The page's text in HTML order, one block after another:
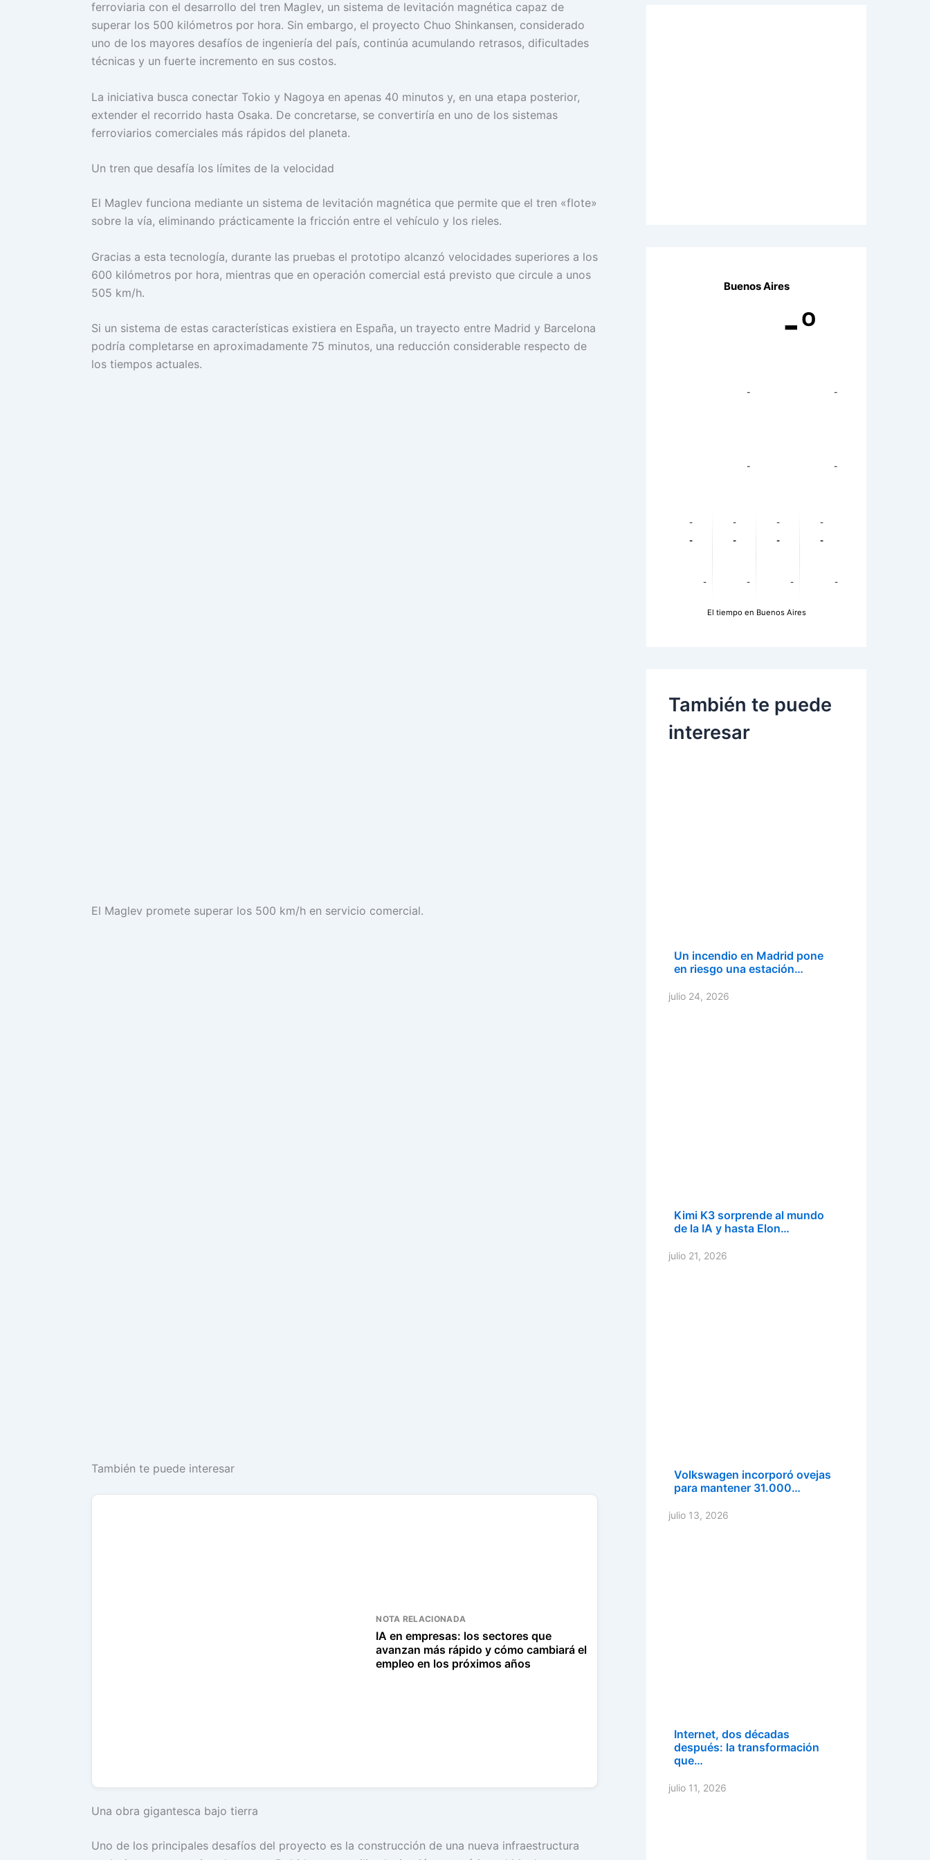
ferroviaria con el desarrollo del tren Maglev, un sistema de levitación magnética capaz de
superar los 500 kilómetros por hora. Sin embargo, el proyecto Chuo Shinkansen, considerado
uno de los mayores desafíos de ingeniería del país, continúa acumulando retrasos, dificultades
técnicas y un fuerte incremento en sus costos.
La iniciativa busca conectar Tokio y Nagoya en apenas 40 minutos y, en una etapa posterior,
extender el recorrido hasta Osaka. De concretarse, se convertiría en uno de los sistemas
ferroviarios comerciales más rápidos del planeta.
Un tren que desafía los límites de la velocidad
El Maglev funciona mediante un sistema de levitación magnética que permite que el tren «flote»
sobre la vía, eliminando prácticamente la fricción entre el vehículo y los rieles.
Gracias a esta tecnología, durante las pruebas el prototipo alcanzó velocidades superiores a los
600 kilómetros por hora, mientras que en operación comercial está previsto que circule a unos
505 km/h.
Si un sistema de estas características existiera en España, un trayecto entre Madrid y Barcelona
podría completarse en aproximadamente 75 minutos, una reducción considerable respecto de
los tiempos actuales.
El Maglev promete superar los 500 km/h en servicio comercial.
También te puede interesar
NOTA RELACIONADA
IA en empresas: los sectores que
avanzan más rápido y cómo cambiará el
empleo en los próximos años
Una obra gigantesca bajo tierra
Uno de los principales desafíos del proyecto es la construcción de una nueva infraestructura
Buenos Aires
-º
- -
- -
-
-
-
-
-
-
-
-
-
-
-
-
El tiempo en Buenos Aires
También te puede
interesar
Un incendio en Madrid pone
en riesgo una estación…
julio 24, 2026
Kimi K3 sorprende al mundo
de la IA y hasta Elon…
julio 21, 2026
Volkswagen incorporó ovejas
para mantener 31.000…
julio 13, 2026
Internet, dos décadas
después: la transformación
que…
julio 11, 2026